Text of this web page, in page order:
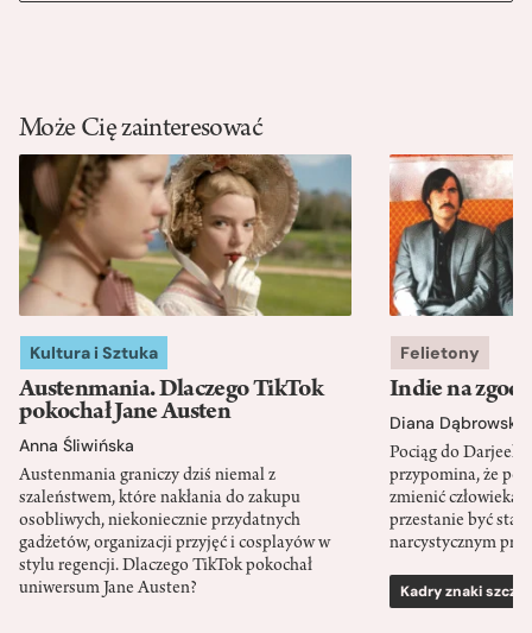
Może Cię zainteresować
Kultura i Sztuka
Austenmania. Dlaczego TikTok
pokochał Jane Austen
Anna Śliwińska
Austenmania graniczy dziś niemal z
szaleństwem, które nakłania do zakupu
osobliwych, niekoniecznie przydatnych
gadżetów, organizacji przyjęć i cosplayów w
stylu regencji. Dlaczego TikTok pokochał
uniwersum Jane Austen?
Felietony
Indie na
Diana Dąbrowska
Pociąg do
przypomina, że
zmienić człowieka
przestanie być
narcystycznym
Kadry znaki